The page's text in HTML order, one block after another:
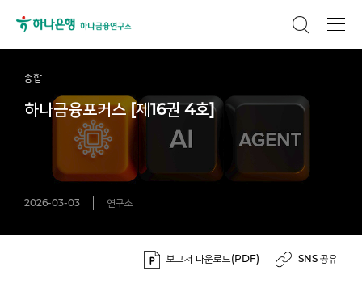
종합
하나금융포커스 [제16권 4호]
2026-03-03 연구소
보고서 다운로드(PDF) SNS 공유